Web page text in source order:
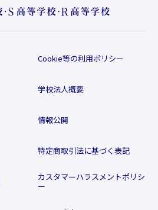
Cookie等の利用ポリシー
学校法人概要
情報公開
特定商取引法に基づく表記
カスタマーハラスメントポリシ
ー